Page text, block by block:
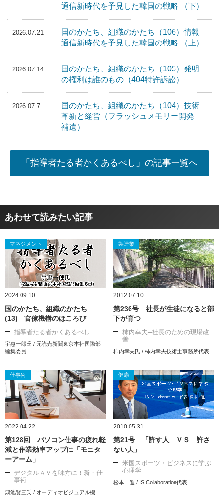
通信新時代を予見した韓国の戦略 （下）
2026.07.21
国のかたち、組織のかたち（106）情報
通信新時代を予見した韓国の戦略 （上）
2026.07.14
国のかたち、組織のかたち（105）発明
の権利は誰のもの（404特許訴訟）
2026.07.7
国のかたち、組織のかたち（104）技術
革新と経営（フラッシュメモリー開発
補遺）
「指導者たる者かくあるべし」の記事一覧へ
あわせて読みたい記事
マネジメント
2024.09.10
国のかたち、組織のかたち
(13) 官僚機構のほころび
指導者たる者かくあるべし
宇惠一郎氏 / 元読売新聞東京本社国際部
編集委員
製造業
2012.07.10
第236号 社長が生徒になると部
下が育つ
柿内幸夫─社長のための現場改
善
柿内幸夫氏 / 柿内幸夫技術士事務所代表
仕事術
2022.04.22
第128回 パソコン仕事の疲れ軽
減と作業効率アップに「モニタ
ーアーム」
デジタルＡＶを味方に！新・仕
事術
鴻池賢三氏 / オーディオビジュアル機
健康
2010.05.31
第21号 「許す人 ＶＳ 許さ
ない人」
米国スポーツ・ビジネスに学ぶ
心理学
松本 進 / IS Collaboration代表